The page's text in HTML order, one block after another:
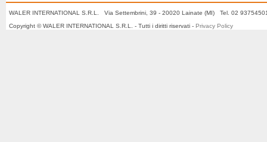
WALER INTERNATIONAL S.R.L. Via Settembrini, 39 - 20020 Lainate (MI) Tel. 02
Copyright © WALER INTERNATIONAL S.R.L. - Tutti i diritti riservati - Privacy Policy